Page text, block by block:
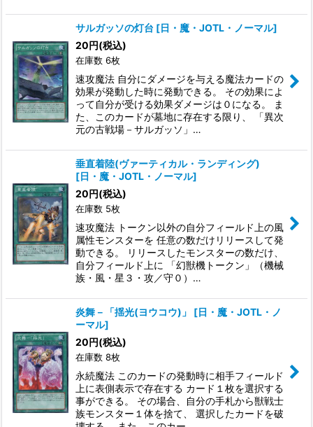
サルガッソの灯台 [日・魔・JOTL・ノーマル]
20円(税込)
在庫数 6枚
速攻魔法 自分にダメージを与える魔法カードの
効果が発動した時に発動できる。 その効果によ
って自分が受ける効果ダメージは０になる。 ま
た、このカードが墓地に存在する限り、 「異次
元の古戦場－サルガッソ」…
垂直着陸(ヴァーティカル・ランディング)
[日・魔・JOTL・ノーマル]
20円(税込)
在庫数 5枚
速攻魔法 トークン以外の自分フィールド上の風
属性モンスターを 任意の数だけリリースして発
動できる。 リリースしたモンスターの数だけ、
自分フィールド上に 「幻獣機トークン」（機械
族・風・星３・攻／守０）…
炎舞－「揺光(ヨウコウ)」 [日・魔・JOTL・ノ
ーマル]
20円(税込)
在庫数 8枚
永続魔法 このカードの発動時に相手フィールド
上に表側表示で存在する カード１枚を選択する
事ができる。 その場合、自分の手札から獣戦士
族モンスター１体を捨て、 選択したカードを破